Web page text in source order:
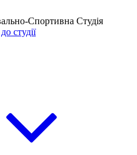
Спортивна Студія
студії